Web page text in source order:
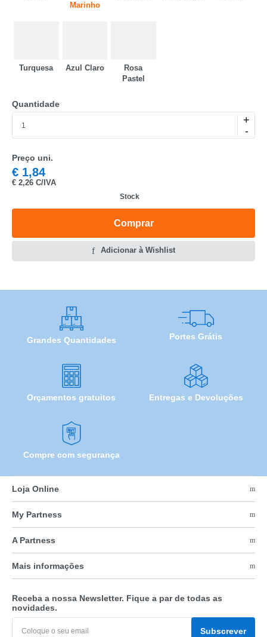
Marinho
Turquesa Azul Claro
Rosa
Pastel
Quantidade
+
-
Preço uni.
€ 1,84
€ 2,26 C/IVA
Stock
Comprar
Adicionar à Wishlist
Grandes Quantidades Portes Grátis
Orçamentos gratuitos Entregas e Devoluções
Compre com segurança
Loja Online
My Partness
A Partness
Mais informações
Receba a nossa Newsletter. Fique a par de todas as
novidades.
Subscrever
CATEGORIA
MARCA